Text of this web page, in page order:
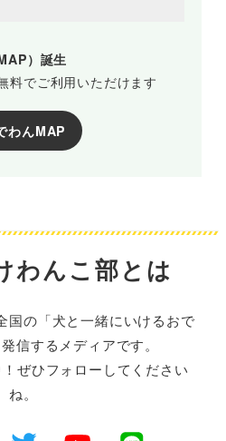
）誕生
料でご利用いただけます
わんMAP
わんこ部とは
国の「犬と一緒にいけるおで
信するメディアです。
ぜひフォローしてください
ね。